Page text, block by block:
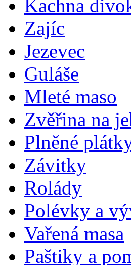
Kachna
Zajíc
Jezevec
Guláše
Mleté maso
Zvěřina na
Plněné
Závitky
Rolády
Polévky a
Vařená masa
Paštiky a